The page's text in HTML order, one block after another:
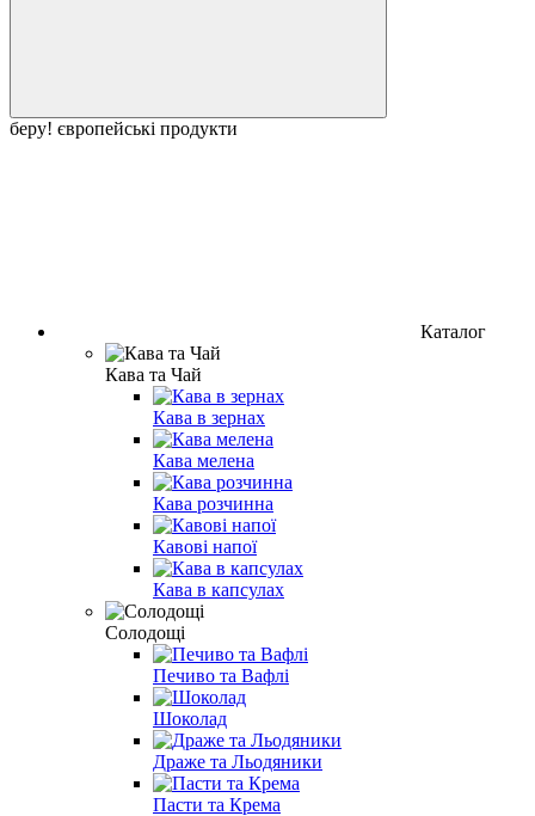
беру! європейські продукти
Каталог
Кава та Чай
Кава в зернах
Кава мелена
Кава розчинна
Кавові напої
Кава в капсулах
Солодощі
Печиво та Вафлі
Шоколад
Драже та Льодяники
Пасти та Крема